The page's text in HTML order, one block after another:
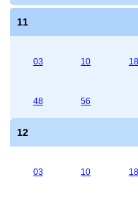
11
03 10 18
48 56
12
03 10 18